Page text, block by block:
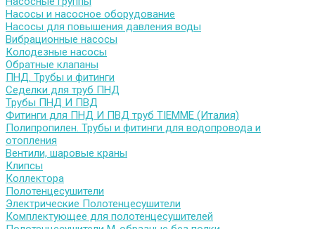
Насосы и насосное оборудование
Насосы для повышения давления воды
Вибрационные насосы
Колодезные насосы
Обратные клапаны
ПНД. Трубы и фитинги
Седелки для труб ПНД
Трубы ПНД И ПВД
Фитинги для ПНД И ПВД труб TIEMME (Италия)
Полипропилен. Трубы и фитинги для водопровода и
отопления
Вентили, шаровые краны
Клипсы
Коллектора
Полотенцесушители
Электрические Полотенцесушители
Комплектующее для полотенцесушителей